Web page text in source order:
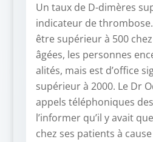
Un taux de D-dimères
indicateur de
être supérieur à 500
âgées, les personnes
alités, mais est d’office
supérieur à 2000. Le Dr
appels téléphoniques
l’informer qu’il y avait
chez ses patients à